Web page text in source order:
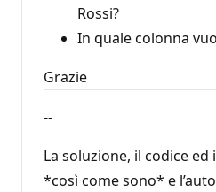
Rossi?
In quale colonna
Grazie
--
La soluzione, il codice
*così come sono* e